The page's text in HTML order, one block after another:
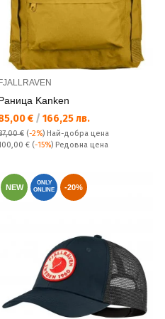
Kanken
цена:
€ / 166,25 лв.
€ (-2%) Най-добра цена
цена:
€ (-15%) Редовна цена
NEW
ONLY
ONLINE
-20%